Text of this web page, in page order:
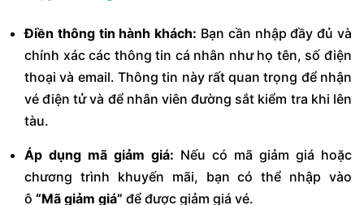
Điền thông tin hành khách: Bạn cần nhập đầy đủ và
chính xác các thông tin cá nhân như họ tên, số điện
thoại và email. Thông tin này rất quan trọng để nhận
vé điện tử và để nhân viên đường sắt kiểm tra khi lên
tàu.
Áp dụng mã giảm giá: Nếu có mã giảm giá hoặc
chương trình khuyến mãi, bạn có thể nhập vào
ô “Mã giảm giá” để được giảm giá vé.